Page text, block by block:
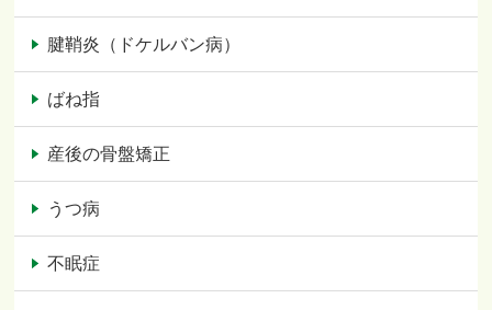
腱鞘炎（ドケルバン病）
ばね指
産後の骨盤矯正
うつ病
不眠症